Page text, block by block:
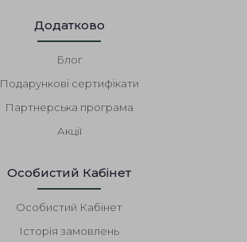
Додатково
Блог
Подарункові сертифікати
Партнерська програма
Акції
Особистий Кабінет
Особистий Кабінет
Історія замовлень